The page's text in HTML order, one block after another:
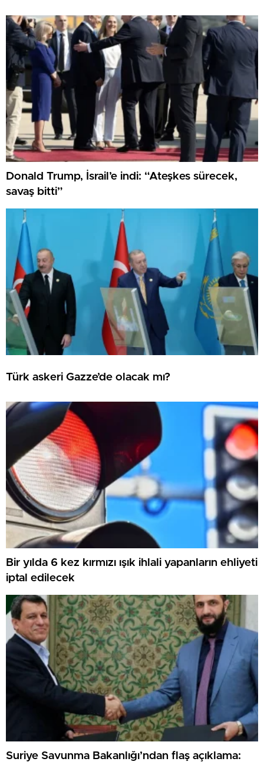
Donald Trump, İsrail’e indi: “Ateşkes sürecek,
savaş bitti”
Türk askeri Gazze’de olacak mı?
Bir yılda 6 kez kırmızı ışık ihlali yapanların ehliyeti
iptal edilecek
Suriye Savunma Bakanlığı’ndan flaş açıklama: